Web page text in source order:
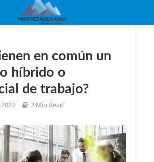
en común un
híbrido o
de trabajo?
2 Min Read